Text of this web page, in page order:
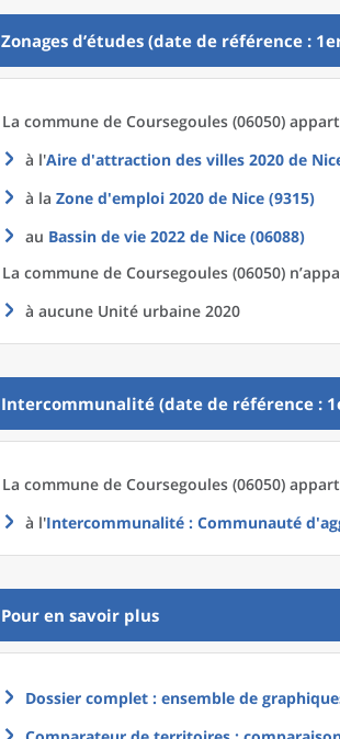
Zonages d’études (date de référence :
La commune de Coursegoules (06050)
à l'Aire d'attraction des villes 2020 de
à la Zone d'emploi 2020 de Nice (9315)
au Bassin de vie 2022 de Nice (06088)
La commune de Coursegoules (06050)
à aucune Unité urbaine 2020
Intercommunalité (date de référence :
La commune de Coursegoules (06050)
à l'Intercommunalité : Communauté
Pour en savoir plus
Dossier complet : ensemble de